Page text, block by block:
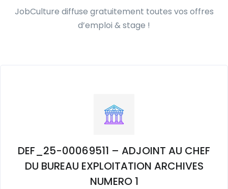
JobCulture diffuse gratuitement toutes vos offres
d’emploi & stage !
DEF_25-00069511 – ADJOINT AU CHEF
DU BUREAU EXPLOITATION ARCHIVES
NUMERO 1